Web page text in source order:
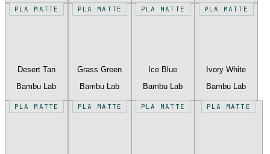
PLA MATTE
Desert Tan
Bambu Lab
PLA MATTE
Grass Green
Bambu Lab
PLA MATTE
Ice Blue
Bambu Lab
PLA MATTE
Ivory White
Bambu Lab
PLA MATTE PLA MATTE PLA MATTE PLA MATTE